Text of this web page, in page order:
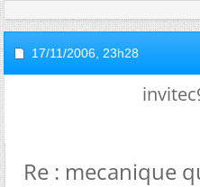
17/11/2006, 23h28
Re : mecanique